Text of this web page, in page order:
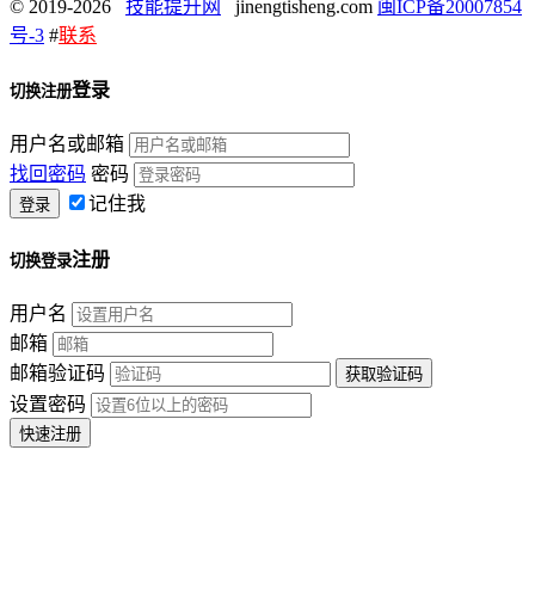
© 2019-2026 技能提升网 jinengtisheng.com 闽ICP备20007854
号-3 #联系
切换注册登录
用户名或邮箱
找回密码 密码
记住我
切换登录注册
用户名
邮箱
邮箱验证码
设置密码